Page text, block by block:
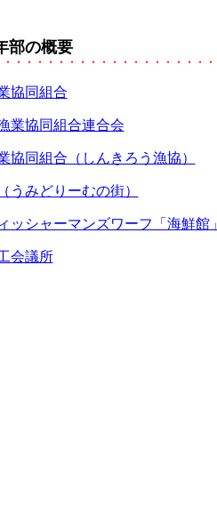
部の概要
協同組合
業協同組合連合会
協同組合（しんきろう漁協）
うみどりーむの街）
ッシャーマンズワーフ「海鮮館」
会議所